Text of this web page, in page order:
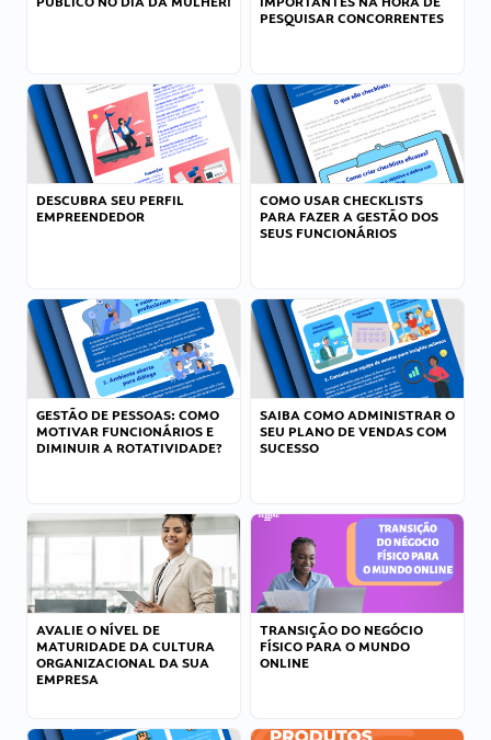
PESQUISAR CONCORRENTES
DESCUBRA SEU PERFIL
EMPREENDEDOR
COMO USAR CHECKLISTS
PARA FAZER A GESTÃO DOS
SEUS FUNCIONÁRIOS
GESTÃO DE PESSOAS: COMO
MOTIVAR FUNCIONÁRIOS E
DIMINUIR A ROTATIVIDADE?
SAIBA COMO ADMINISTRAR O
SEU PLANO DE VENDAS COM
SUCESSO
AVALIE O NÍVEL DE
MATURIDADE DA CULTURA
ORGANIZACIONAL DA SUA
EMPRESA
TRANSIÇÃO DO NEGÓCIO
FÍSICO PARA O MUNDO
ONLINE